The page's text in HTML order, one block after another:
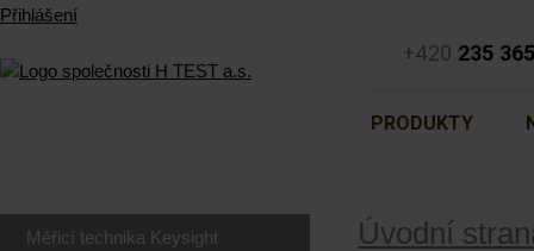
+420 235
PRODUKTY
Přihlášení
Úvodní
Měřicí technika Keysight